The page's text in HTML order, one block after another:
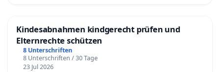
Kindesabnahmen kindgerecht prüfen und
Elternrechte schützen
8 Unterschriften
8 Unterschriften / 30 Tage
23 Jul 2026